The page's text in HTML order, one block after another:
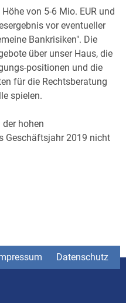
von 5-6 Mio. EUR und
vor eventueller
Bankrisiken". Die
über unser Haus, die
positionen und die
für die Rechtsberatung
spielen.
hohen
Geschäftsjahr 2019 nicht
Datenschutz